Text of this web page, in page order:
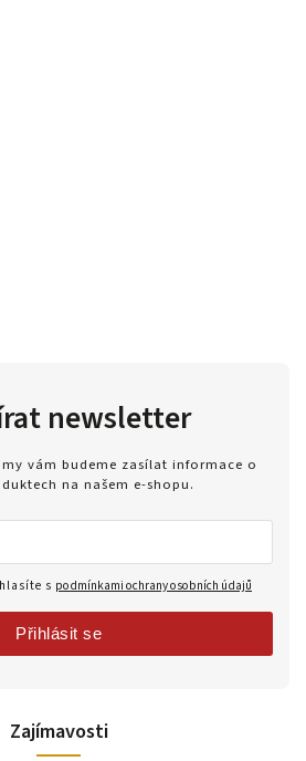
Zajímavosti
newsletter
vám budeme zasílat informace o
na našem e-shopu.
s podmínkami ochrany osobních údajů
Přihlásit se